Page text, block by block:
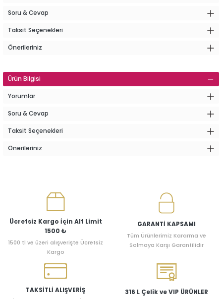
Soru & Cevap
Taksit Seçenekleri
Önerileriniz
Ürün Bilgisi
Yorumlar
Soru & Cevap
Taksit Seçenekleri
Önerileriniz
Ücretsiz Kargo İçin Alt Limit
1500 ₺
1500 tl ve üzeri alışverişte Ücretsiz
Kargo
GARANTİ KAPSAMI
Tüm Ürünlerimiz Kararma ve
Solmaya Karşı Garantilidir
TAKSİTLİ ALIŞVERİŞ
316 L Çelik ve VIP ÜRÜNLER